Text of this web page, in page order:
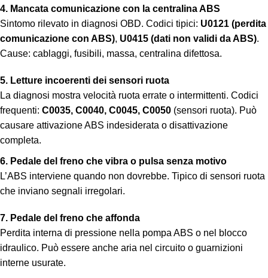
4. Mancata comunicazione con la centralina ABS
Sintomo rilevato in diagnosi OBD. Codici tipici: U0121 (perdita
comunicazione con ABS), U0415 (dati non validi da ABS).
Cause: cablaggi, fusibili, massa, centralina difettosa.
5. Letture incoerenti dei sensori ruota
La diagnosi mostra velocità ruota errate o intermittenti. Codici
frequenti: C0035, C0040, C0045, C0050 (sensori ruota). Può
causare attivazione ABS indesiderata o disattivazione
completa.
6. Pedale del freno che vibra o pulsa senza motivo
L’ABS interviene quando non dovrebbe. Tipico di sensori ruota
che inviano segnali irregolari.
7. Pedale del freno che affonda
Perdita interna di pressione nella pompa ABS o nel blocco
idraulico. Può essere anche aria nel circuito o guarnizioni
interne usurate.